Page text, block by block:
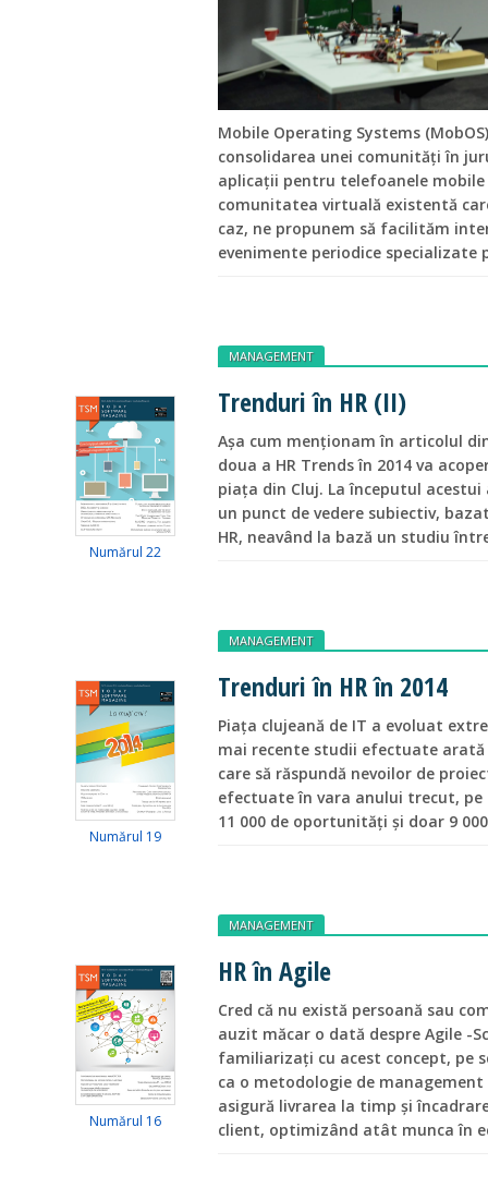
Mobile Operating Systems
consolidarea unei comunități în
aplicații pentru telefoanele mobile
comunitatea virtuală existentă
caz, ne propunem să facilităm
evenimente periodice specializate
Numărul 22
MANAGEMENT
Trenduri în HR (II)
Așa cum menționam în articolul
doua a HR Trends în 2014 va
piața din Cluj. La începutul
un punct de vedere subiectiv,
HR, neavând la bază un studiu
Numărul 19
MANAGEMENT
Trenduri în HR în 2014
Piața clujeană de IT a evoluat
mai recente studii efectuate arată
care să răspundă nevoilor de
efectuate în vara anului trecut,
11 000 de oportunități și doar 9
Numărul 16
MANAGEMENT
HR în Agile
Cred că nu există persoană sau
auzit măcar o dată despre Agile -
familiarizați cu acest concept, pe
ca o metodologie de
asigură livrarea la timp și
client, optimizând atât munca în